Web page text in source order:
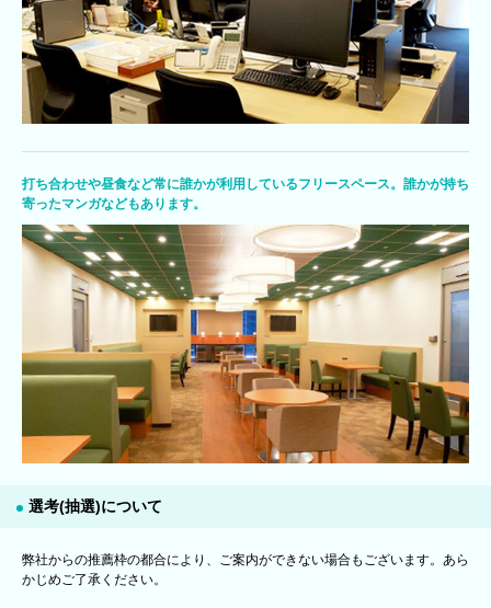
打ち合わせや昼食など常に誰かが利用しているフリースペース。誰かが持ち
寄ったマンガなどもあります。
選考(抽選)について
弊社からの推薦枠の都合により、ご案内ができない場合もございます。あら
かじめご了承ください。